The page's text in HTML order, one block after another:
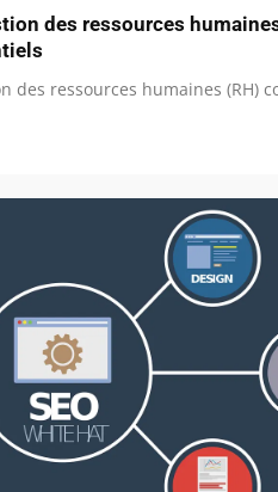
des ressources
des ressources humaines (RH)